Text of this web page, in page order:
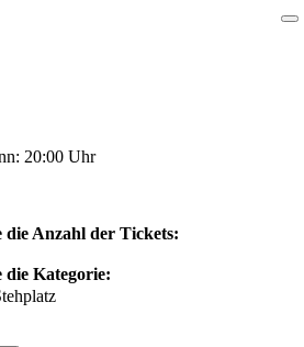
20:00 Uhr
die Anzahl der Tickets:
die Kategorie: